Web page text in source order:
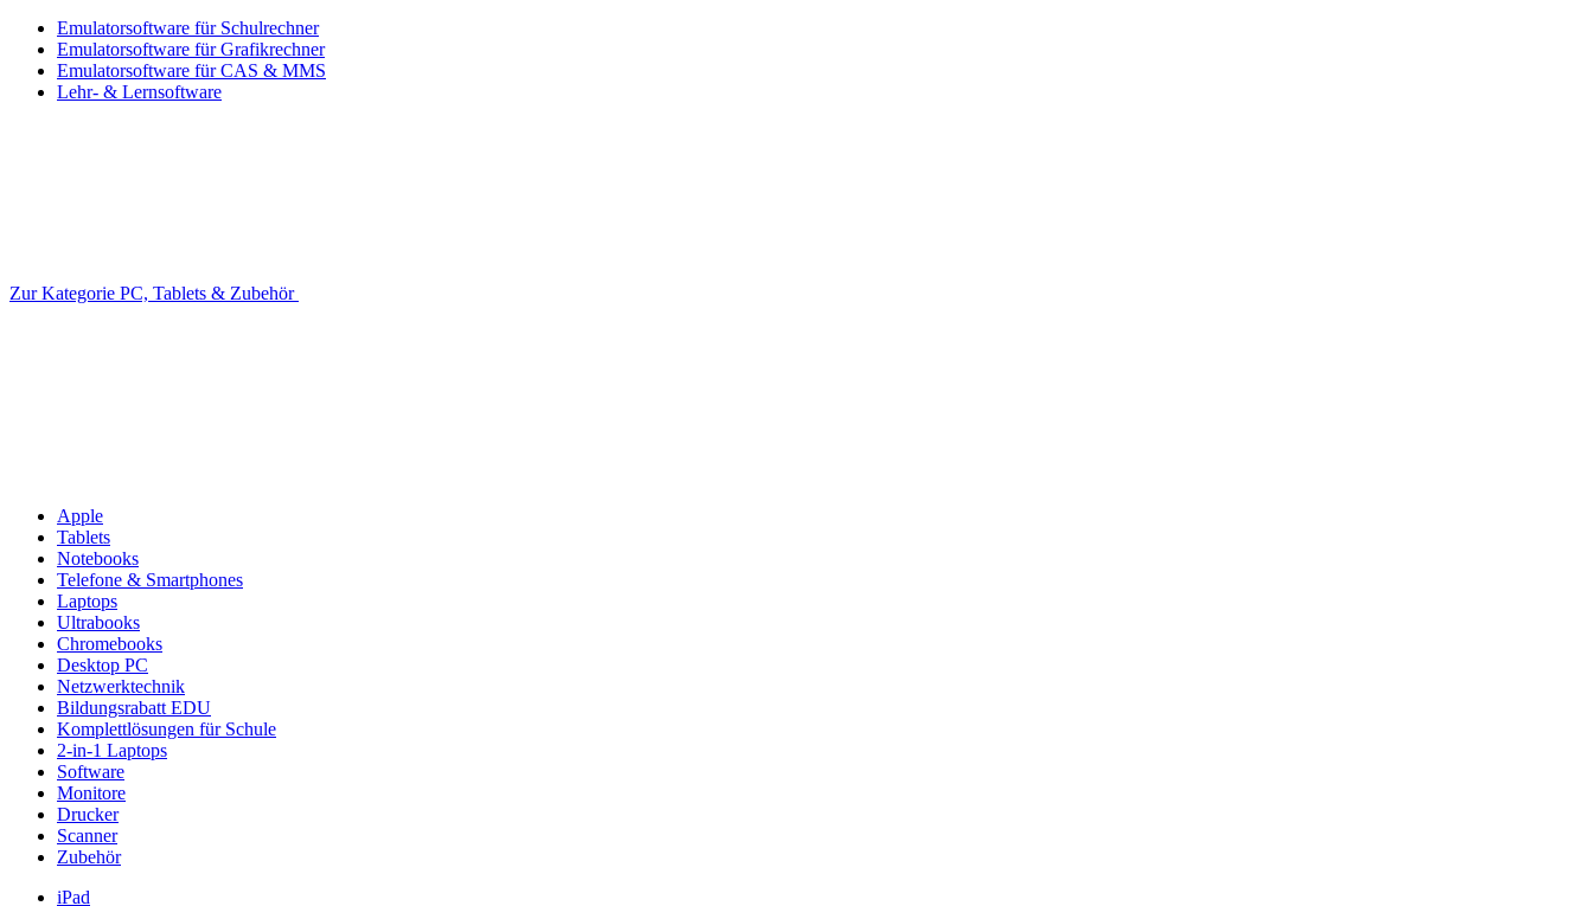
Emulatorsoftware für Schulrechner
Emulatorsoftware für Grafikrechner
Emulatorsoftware für CAS & MMS
Lehr- & Lernsoftware
Zur Kategorie PC, Tablets & Zubehör
Apple
Tablets
Notebooks
Telefone & Smartphones
Laptops
Ultrabooks
Chromebooks
Desktop PC
Netzwerktechnik
Bildungsrabatt EDU
Komplettlösungen für Schule
2-in-1 Laptops
Software
Monitore
Drucker
Scanner
Zubehör
iPad